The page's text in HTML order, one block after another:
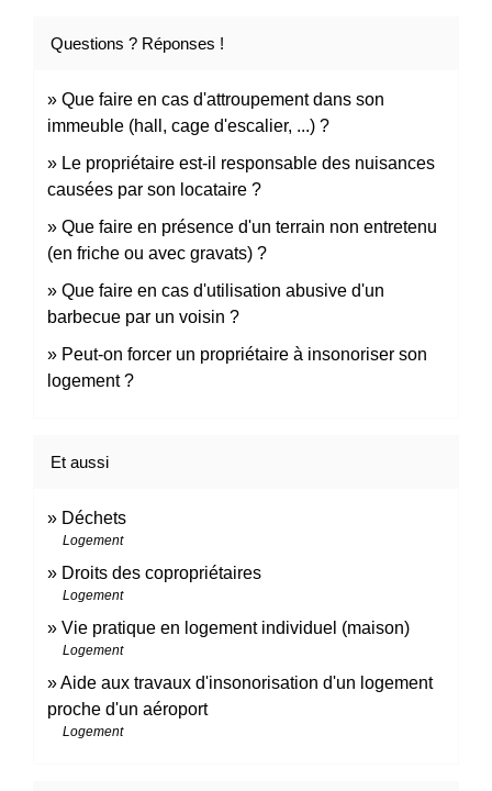
Questions ? Réponses !
Que faire en cas d'attroupement dans son
immeuble (hall, cage d'escalier, ...) ?
Le propriétaire est-il responsable des nuisances
causées par son locataire ?
Que faire en présence d'un terrain non entretenu
(en friche ou avec gravats) ?
Que faire en cas d'utilisation abusive d'un
barbecue par un voisin ?
Peut-on forcer un propriétaire à insonoriser son
logement ?
Et aussi
Déchets
Logement
Droits des copropriétaires
Logement
Vie pratique en logement individuel (maison)
Logement
Aide aux travaux d'insonorisation d'un logement
proche d'un aéroport
Logement